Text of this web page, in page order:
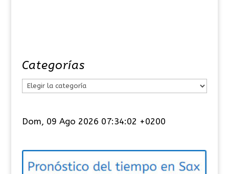
Categorías
e
o
Dom, 09 Ago 2026 07:34:02 +0200